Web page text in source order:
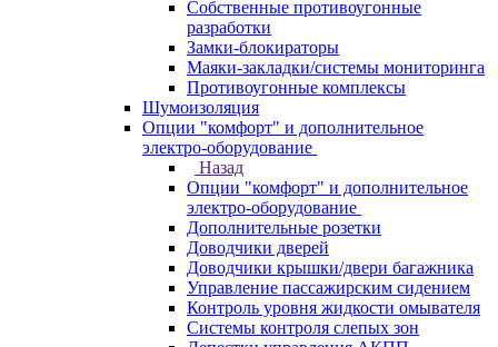
Собственные противоугонные
разработки
Замки-блокираторы
Маяки-закладки/системы мониторинга
Противоугонные комплексы
Шумоизоляция
Опции "комфорт" и дополнительное
электро-оборудование
Назад
Опции "комфорт" и дополнительное
электро-оборудование
Дополнительные розетки
Доводчики дверей
Доводчики крышки/двери багажника
Управление пассажирским сидением
Контроль уровня жидкости омывателя
Системы контроля слепых зон